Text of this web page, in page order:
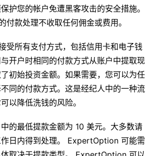
护您的帐户免遭黑客攻击的安全措施。
款处理不收取任何佣金或费用。
受所有支付方式，包括信用卡和电子钱
开户时相同的付款方式从账户中提取现
初始投资金额。如果需要，您可以为任
同的付款方式。这是经纪人中的一种流
以降低洗钱的风险。
的最低提款金额为 10 美元。大多数请
日内得到处理。 ExpertOption 可能需